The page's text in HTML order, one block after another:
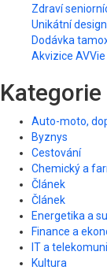
Zdraví
Unikátní
Dodávka
Akvizice
Kategorie
Auto-moto,
Byznys
Cestování
Chemický a
Článek
Článek
Energetika a
Finance a
IT a
Kultura